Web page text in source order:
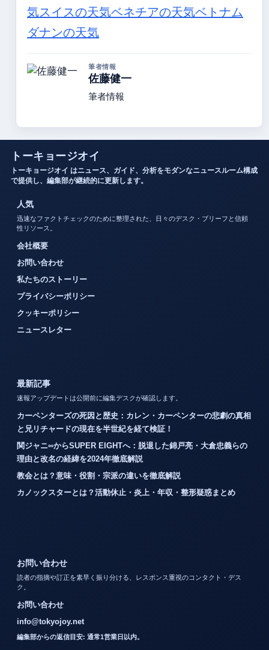
気スイスの天気ベネチアの天気ベトナム
ダナンの天気
筆者情報
佐藤健一
筆者情報
トーキョージオイ
トーキョージオイ はニュース、ガイド、分析をモダンなニュースルーム構成
で提供し、編集部が継続的に更新します。
人気
迅速なファクトチェックのために整理された、日々のデスク・ブリーフと信頼
性リソース。
会社概要
お問い合わせ
私たちのストーリー
プライバシーポリシー
クッキーポリシー
ニュースレター
最新記事
速報アップデートは公開前に編集デスクが確認します。
カーペンターズの死因と歴史：カレン・カーペンターの悲劇の真相
と兄リチャードの現在を半世紀を経て検証！
関ジャニ∞からSUPER EIGHTへ：脱退した錦戸亮・大倉忠義らの
理由と改名の経緯を2024年徹底解説
教会とは？意味・役割・宗派の違いを徹底解説
カノックスターとは？活動休止・炎上・年収・整形疑惑まとめ
お問い合わせ
読者の指摘や訂正を素早く振り分ける、レスポンス重視のコンタクト・デス
ク。
お問い合わせ
info@tokyojoy.net
編集部からの返信目安: 通常1営業日以内。